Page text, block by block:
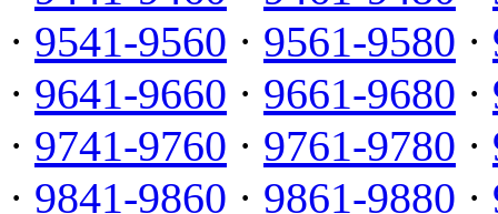
· 9541-9560 · 9561-9580 ·
· 9641-9660 · 9661-9680 ·
· 9741-9760 · 9761-9780 ·
· 9841-9860 · 9861-9880 ·